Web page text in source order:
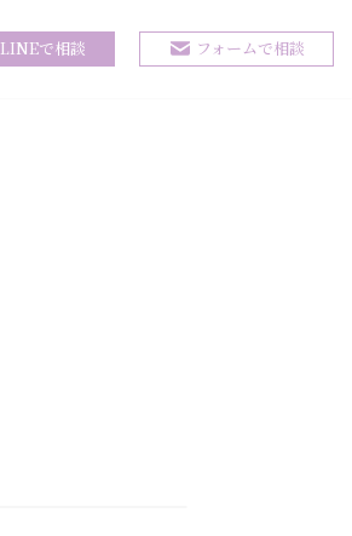
LINEで相談 フォームで相談